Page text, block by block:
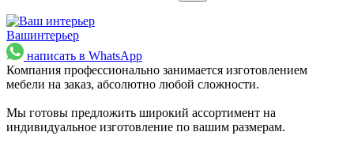
Вашинтерьер
написать в WhatsApp
Компания профессионально занимается изготовлением
мебели на заказ, абсолютно любой сложности.
Мы готовы предложить широкий ассортимент на
индивидуальное изготовление по вашим размерам.